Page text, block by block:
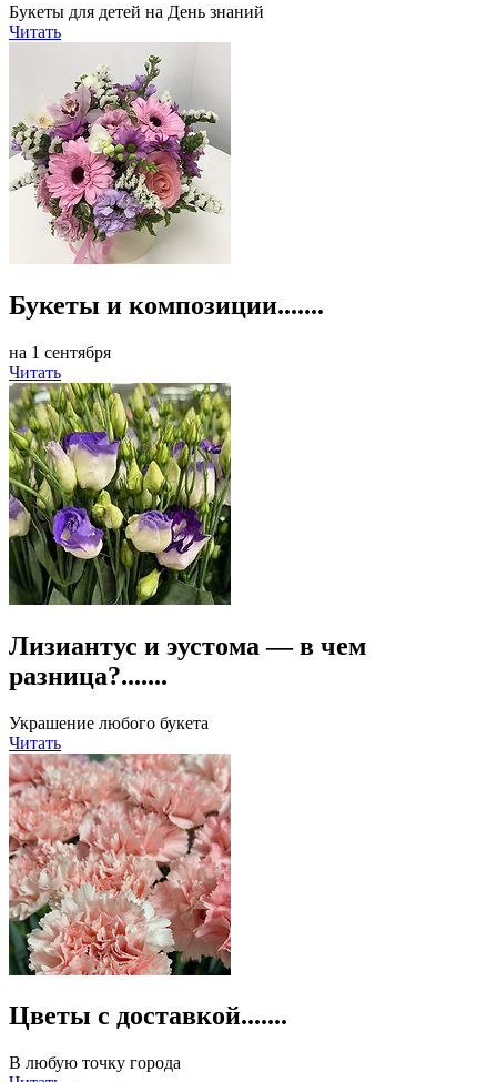
Букеты для детей на День знаний
Читать
Букеты и композиции.......
на 1 сентября
Читать
Лизиантус и эустома — в чем
разница?.......
Украшение любого букета
Читать
Цветы с доставкой.......
В любую точку города